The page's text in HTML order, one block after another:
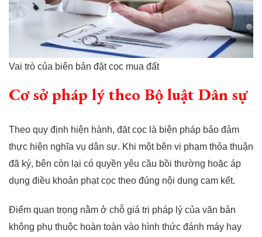
Vai trò của biên bản đặt cọc mua đất
Cơ sở pháp lý theo Bộ luật Dân sự
Theo quy định hiện hành, đặt cọc là biện pháp bảo đảm
thực hiện nghĩa vụ dân sự. Khi một bên vi phạm thỏa thuận
đã ký, bên còn lại có quyền yêu cầu bồi thường hoặc áp
dụng điều khoản phạt cọc theo đúng nội dung cam kết.
Điểm quan trọng nằm ở chỗ giá trị pháp lý của văn bản
không phụ thuộc hoàn toàn vào hình thức đánh máy hay